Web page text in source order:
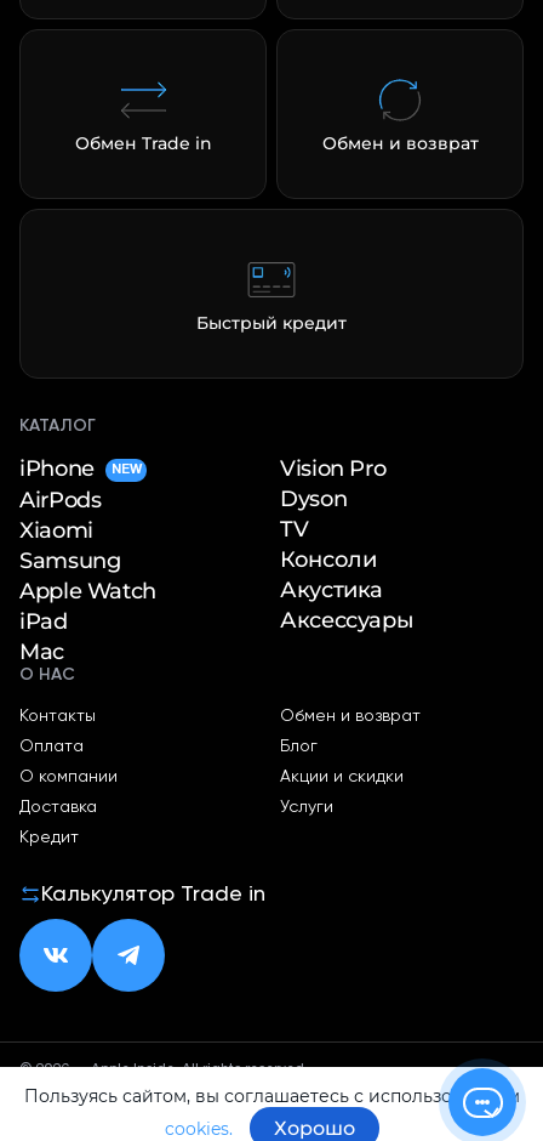
Обмен Trade in Обмен и возврат
Быстрый кредит
КАТАЛОГ
iPhone NEW
AirPods
Xiaomi
Samsung
Apple Watch
iPad
Mac
Vision Pro
Dyson
TV
Консоли
Акустика
Аксессуары
О НАС
Контакты
Оплата
О компании
Доставка
Кредит
Обмен и возврат
Блог
Акции и скидки
Услуги
Калькулятор Trade in
© 2026 — Apple Inside. All rights reserved.
Политика конфиденциальностиОферта
Пользуясь сайтом, вы соглашаетесь с использованием
cookies.
Хорошо